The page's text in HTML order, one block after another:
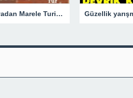
İspanyadan Marele Turizm Firmasına Başarı Ödülü.